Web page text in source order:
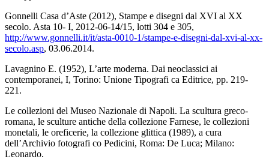
Gonnelli Casa d’Aste (2012), Stampe e disegni dal XVI al XX
secolo. Asta 10- I, 2012-06-14/15, lotti 304 e 305,
http://www.gonnelli.it/it/asta-0010-1/stampe-e-disegni-dal-xvi-al-xx-
secolo.asp, 03.06.2014.
Lavagnino E. (1952), L’arte moderna. Dai neoclassici ai
contemporanei, I, Torino: Unione Tipografi ca Editrice, pp. 219-
221.
Le collezioni del Museo Nazionale di Napoli. La scultura greco-
romana, le sculture antiche della collezione Farnese, le collezioni
monetali, le oreficerie, la collezione glittica (1989), a cura
dell’Archivio fotografi co Pedicini, Roma: De Luca; Milano:
Leonardo.